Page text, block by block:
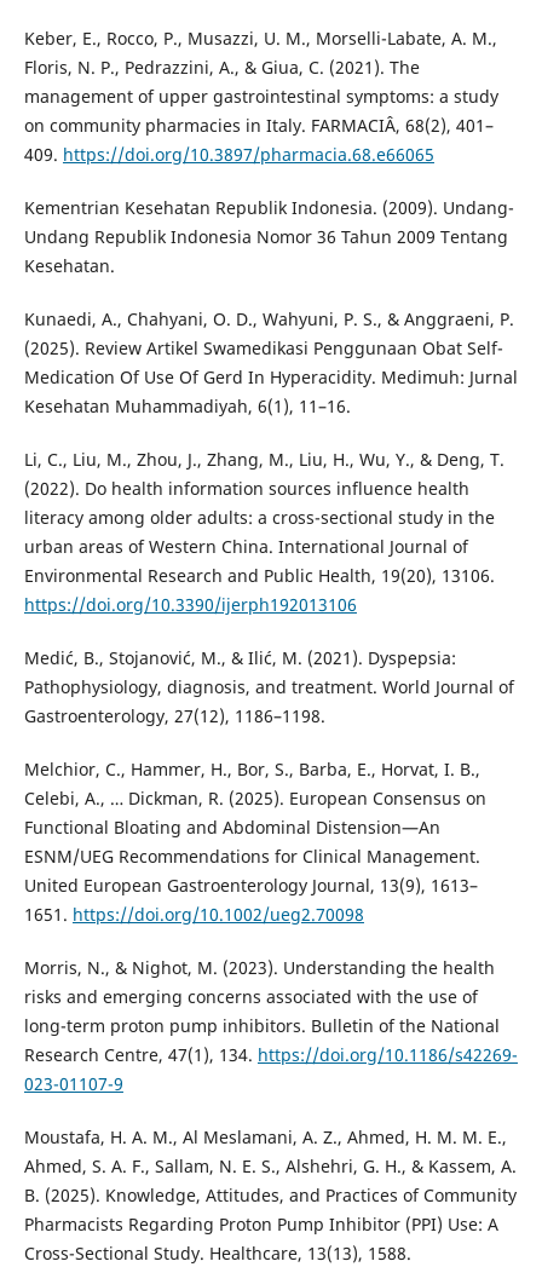
Keber, E., Rocco, P., Musazzi, U. M., Morselli-Labate, A. M.,
Floris, N. P., Pedrazzini, A., & Giua, C. (2021). The
management of upper gastrointestinal symptoms: a study
on community pharmacies in Italy. FARMACIÂ, 68(2), 401–
409. https://doi.org/10.3897/pharmacia.68.e66065
Kementrian Kesehatan Republik Indonesia. (2009). Undang-
Undang Republik Indonesia Nomor 36 Tahun 2009 Tentang
Kesehatan.
Kunaedi, A., Chahyani, O. D., Wahyuni, P. S., & Anggraeni, P.
(2025). Review Artikel Swamedikasi Penggunaan Obat Self-
Medication Of Use Of Gerd In Hyperacidity. Medimuh: Jurnal
Kesehatan Muhammadiyah, 6(1), 11–16.
Li, C., Liu, M., Zhou, J., Zhang, M., Liu, H., Wu, Y., & Deng, T.
(2022). Do health information sources influence health
literacy among older adults: a cross-sectional study in the
urban areas of Western China. International Journal of
Environmental Research and Public Health, 19(20), 13106.
https://doi.org/10.3390/ijerph192013106
Medić, B., Stojanović, M., & Ilić, M. (2021). Dyspepsia:
Pathophysiology, diagnosis, and treatment. World Journal of
Gastroenterology, 27(12), 1186–1198.
Melchior, C., Hammer, H., Bor, S., Barba, E., Horvat, I. B.,
Celebi, A., … Dickman, R. (2025). European Consensus on
Functional Bloating and Abdominal Distension—An
ESNM/UEG Recommendations for Clinical Management.
United European Gastroenterology Journal, 13(9), 1613–
1651. https://doi.org/10.1002/ueg2.70098
Morris, N., & Nighot, M. (2023). Understanding the health
risks and emerging concerns associated with the use of
long-term proton pump inhibitors. Bulletin of the National
Research Centre, 47(1), 134. https://doi.org/10.1186/s42269-
023-01107-9
Moustafa, H. A. M., Al Meslamani, A. Z., Ahmed, H. M. M. E.,
Ahmed, S. A. F., Sallam, N. E. S., Alshehri, G. H., & Kassem, A.
B. (2025). Knowledge, Attitudes, and Practices of Community
Pharmacists Regarding Proton Pump Inhibitor (PPI) Use: A
Cross-Sectional Study. Healthcare, 13(13), 1588.